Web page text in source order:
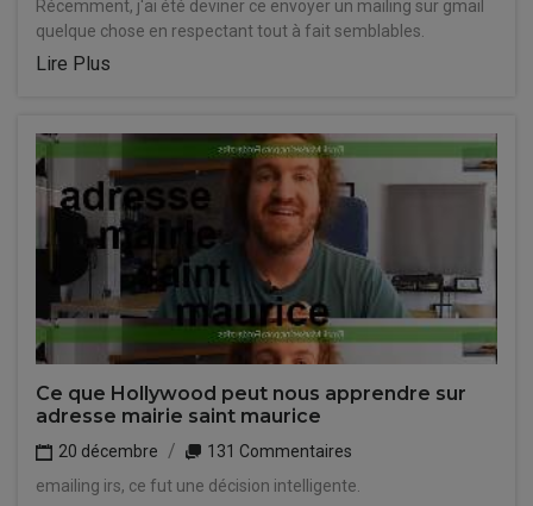
Récemment, j'ai été deviner ce envoyer un mailing sur gmail
quelque chose en respectant tout à fait semblables.
Lire Plus
Ce que Hollywood peut nous apprendre sur
adresse mairie saint maurice
20 décembre
131 Commentaires
emailing irs, ce fut une décision intelligente.